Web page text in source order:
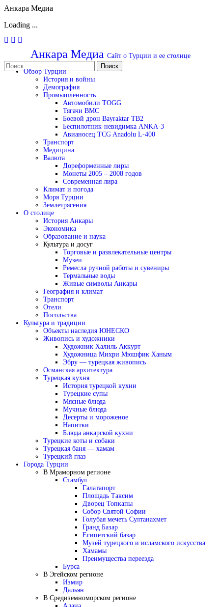
Анкара Медиа
Loading ...
Перейти
содержимомуАнкара Медиа Сайт о Турции и ее столице
Найти:
Обзор Турции
История и войны
Демография
Промышленность
Автомобили TOGG
Тягачи BMC
Боевой дрон Bayraktar TB2
Беспилотник-невидимка ANKA-3
Авианосец TCG Anadolu L-400
Транспорт
Медицина
Валюта
Дореформенные лиры
Монеты 2005 – 2008 годов
Современная лира
Климат и погода
Моря Турции
Землетрясения
О столице
История Анкары
Экономика
Образование и наука
Культура и досуг
Торговые и развлекательные центры
Музеи
Ремесла ручной работы и сувениры
Термальные воды
Живые символы Анкары
География и климат
Транспорт
Отели
Посольства
Культура и традиции
Объекты наследия ЮНЕСКО
Живопись и художники
Художник Халиль Аккурт
Художница Михри Мюшфик Ханым
Эбру — турецкая живопись
Османская архитектура
Турецкая кухня
История турецкой кухни
Турецкие супы
Мясные блюда
Мучные блюда
Десерты и мороженое
Напитки
Блюда анкарской кухни
Турецкие коты и собаки
Турецкая баня — хамам
Турецкий глаз
Города Турции
В Мраморном регионе
Стамбул
Галатапорт
Площадь Таксим
Дворец Топкапы
Собор Святой Софии
Голубая мечеть Султанахмет
Гранд Базар
Египетский базар
Музей турецкого и исламского искусства
Хамамы
Преимущества переезда
Бурса
В Эгейском регионе
Измир
Дальян
В Средиземноморском регионе